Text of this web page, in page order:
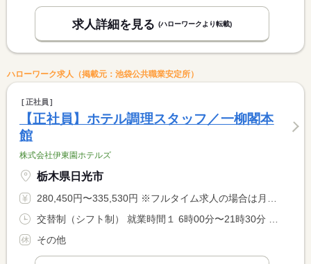
求人詳細を見る (ハローワークより転載)
ハローワーク求人（掲載元：池袋公共職業安定所）
正社員
【正社員】ホテル調理スタッフ／一柳閣本
館
株式会社伊東園ホテルズ
栃木県日光市
280,450円〜335,530円 ※フルタイム求人の場合は月額（換算額）、パート求人の場合は時間額を表示しています。
その他